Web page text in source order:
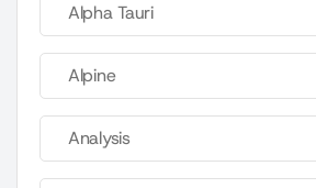
Alpha Tauri
Alpine
Analysis